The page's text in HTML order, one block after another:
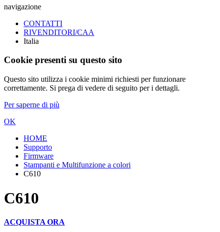
navigazione
CONTATTI
RIVENDITORI/CAA
Italia
Cookie presenti su questo sito
Questo sito utilizza i cookie minimi richiesti per funzionare
correttamente. Si prega di vedere di seguito per i dettagli.
Per saperne di più
OK
HOME
Supporto
Firmware
Stampanti e Multifunzione a colori
C610
C610
ACQUISTA ORA